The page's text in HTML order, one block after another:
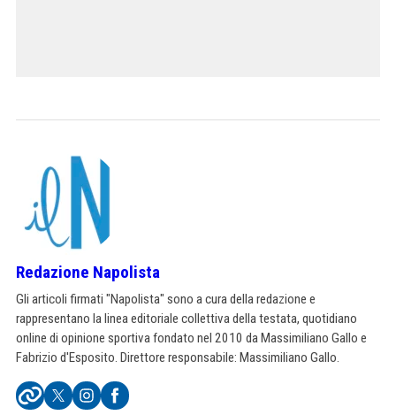
Redazione Napolista
Gli articoli firmati "Napolista" sono a cura della redazione e
rappresentano la linea editoriale collettiva della testata, quotidiano
online di opinione sportiva fondato nel 2010 da Massimiliano Gallo e
Fabrizio d'Esposito. Direttore responsabile: Massimiliano Gallo.